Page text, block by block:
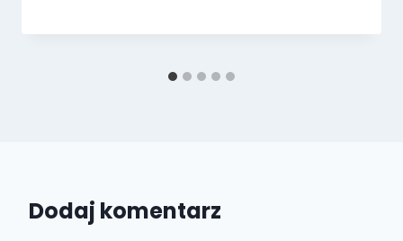
Dodaj komentarz